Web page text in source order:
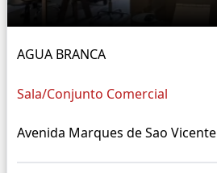
AGUA BRANCA
Sala/Conjunto Comercial
Avenida Marques de Sao Vicente